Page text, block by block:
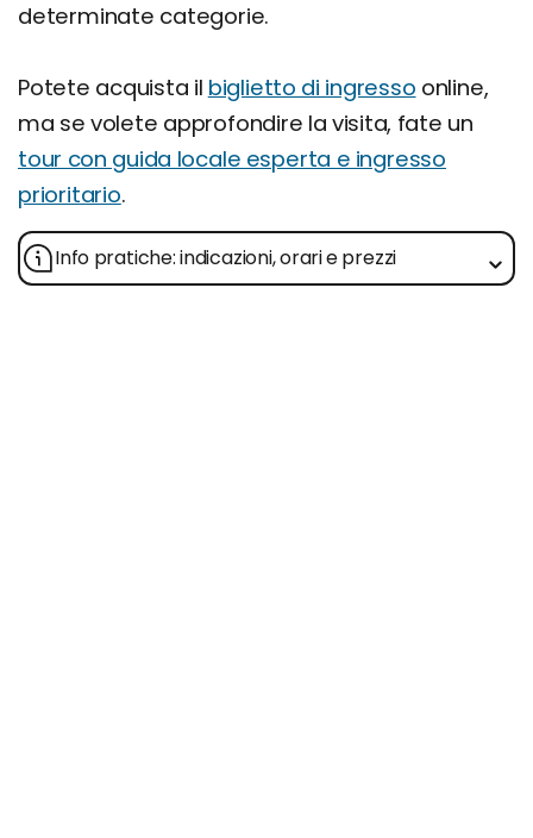
determinate categorie.
Potete acquista il biglietto di ingresso online,
ma se volete approfondire la visita, fate un
tour con guida locale esperta e ingresso
prioritario.
Info pratiche: indicazioni, orari e prezzi